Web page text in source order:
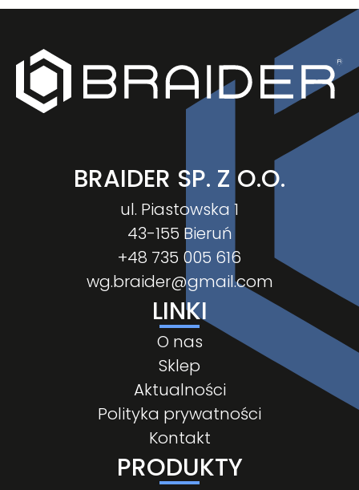
BRAIDER SP. Z O.O.
ul. Piastowska 1
43-155 Bieruń
+48 735 005 616
wg.braider@gmail.com
LINKI
O nas
Sklep
Aktualności
Polityka prywatności
Kontakt
PRODUKTY